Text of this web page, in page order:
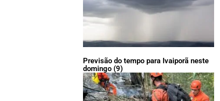
Previsão do tempo para Ivaiporã neste
domingo (9)